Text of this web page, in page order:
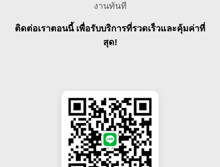
งานทันที
ติดต่อเราตอนนี้ เพื่อรับบริการที่รวดเร็วและคุ้มค่าที่
สุด!